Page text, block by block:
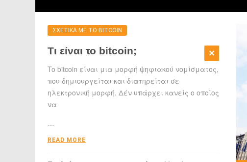
ΣΧΕΤΙΚΑ ΜΕ ΤΟ BITCOIN
Τι είναι το bitcoin;
To bitcoin είναι μια μορφή ψηφιακού νομίσματος,
που δημιουργείται και διατηρείται σε
ηλεκτρονική μορφή. Δέν υπάρχει κανείς ο οποίος
να
READ MORE